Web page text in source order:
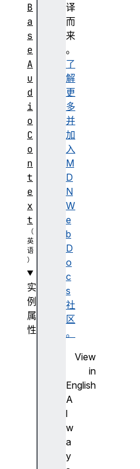
译
而
来
。
了
解
更
多
并
加
入
M
D
N
W
e
b
D
o
c
s
社
区
。
View
in
English
A
l
w
a
y
B
a
s
e
A
u
d
i
o
C
o
n
t
e
x
t
实
例
属
性